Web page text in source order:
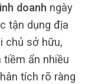
doanh ngày
tận dụng địa
chủ sở hữu,
tiềm ẩn nhiều
tích rõ ràng